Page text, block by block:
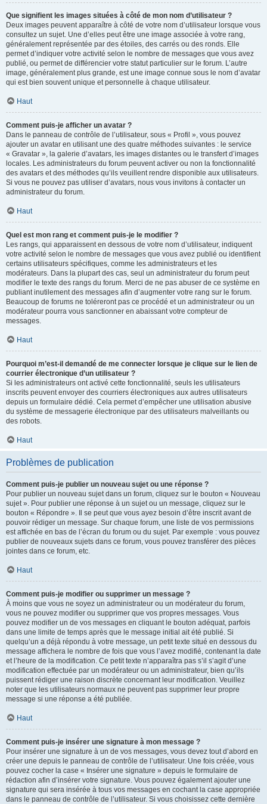
Que signifient les images situées à côté de mon nom d’utilisateur ?
Deux images peuvent apparaître à côté de votre nom d’utilisateur lorsque vous
consultez un sujet. Une d’elles peut être une image associée à votre rang,
généralement représentée par des étoiles, des carrés ou des ronds. Elle
permet d’indiquer votre activité selon le nombre de messages que vous avez
publié, ou permet de différencier votre statut particulier sur le forum. L’autre
image, généralement plus grande, est une image connue sous le nom d’avatar
qui est bien souvent unique et personnelle à chaque utilisateur.
Haut
Comment puis-je afficher un avatar ?
Dans le panneau de contrôle de l’utilisateur, sous « Profil », vous pouvez
ajouter un avatar en utilisant une des quatre méthodes suivantes : le service
« Gravatar », la galerie d’avatars, les images distantes ou le transfert d’images
locales. Les administrateurs du forum peuvent activer ou non la fonctionnalité
des avatars et des méthodes qu’ils veuillent rendre disponible aux utilisateurs.
Si vous ne pouvez pas utiliser d’avatars, nous vous invitons à contacter un
administrateur du forum.
Haut
Quel est mon rang et comment puis-je le modifier ?
Les rangs, qui apparaissent en dessous de votre nom d’utilisateur, indiquent
votre activité selon le nombre de messages que vous avez publié ou identifient
certains utilisateurs spécifiques, comme les administrateurs et les
modérateurs. Dans la plupart des cas, seul un administrateur du forum peut
modifier le texte des rangs du forum. Merci de ne pas abuser de ce système en
publiant inutilement des messages afin d’augmenter votre rang sur le forum.
Beaucoup de forums ne toléreront pas ce procédé et un administrateur ou un
modérateur pourra vous sanctionner en abaissant votre compteur de
messages.
Haut
Pourquoi m’est-il demandé de me connecter lorsque je clique sur le lien de
courrier électronique d’un utilisateur ?
Si les administrateurs ont activé cette fonctionnalité, seuls les utilisateurs
inscrits peuvent envoyer des courriers électroniques aux autres utilisateurs
depuis un formulaire dédié. Cela permet d’empêcher une utilisation abusive
du système de messagerie électronique par des utilisateurs malveillants ou
des robots.
Haut
Problèmes de publication
Comment puis-je publier un nouveau sujet ou une réponse ?
Pour publier un nouveau sujet dans un forum, cliquez sur le bouton « Nouveau
sujet ». Pour publier une réponse à un sujet ou un message, cliquez sur le
bouton « Répondre ». Il se peut que vous ayez besoin d’être inscrit avant de
pouvoir rédiger un message. Sur chaque forum, une liste de vos permissions
est affichée en bas de l’écran du forum ou du sujet. Par exemple : vous pouvez
publier de nouveaux sujets dans ce forum, vous pouvez transférer des pièces
jointes dans ce forum, etc.
Haut
Comment puis-je modifier ou supprimer un message ?
À moins que vous ne soyez un administrateur ou un modérateur du forum,
vous ne pouvez modifier ou supprimer que vos propres messages. Vous
pouvez modifier un de vos messages en cliquant le bouton adéquat, parfois
dans une limite de temps après que le message initial ait été publié. Si
quelqu’un a déjà répondu à votre message, un petit texte situé en dessous du
message affichera le nombre de fois que vous l’avez modifié, contenant la date
et l’heure de la modification. Ce petit texte n’apparaîtra pas s’il s’agit d’une
modification effectuée par un modérateur ou un administrateur, bien qu’ils
puissent rédiger une raison discrète concernant leur modification. Veuillez
noter que les utilisateurs normaux ne peuvent pas supprimer leur propre
message si une réponse a été publiée.
Haut
Comment puis-je insérer une signature à mon message ?
Pour insérer une signature à un de vos messages, vous devez tout d’abord en
créer une depuis le panneau de contrôle de l’utilisateur. Une fois créée, vous
pouvez cocher la case « Insérer une signature » depuis le formulaire de
rédaction afin d’insérer votre signature. Vous pouvez également ajouter une
signature qui sera insérée à tous vos messages en cochant la case appropriée
dans le panneau de contrôle de l’utilisateur. Si vous choisissez cette dernière